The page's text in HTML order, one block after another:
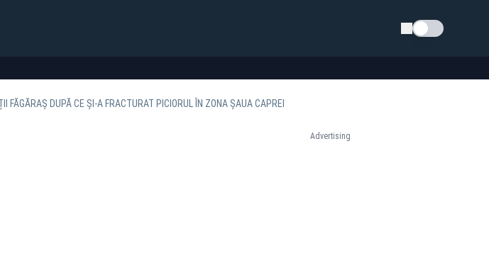
Schimba tema
FĂGĂRAȘ DUPĂ CE ȘI-A FRACTURAT PICIORUL ÎN ZONA ȘAUA CAPREI
Advertising